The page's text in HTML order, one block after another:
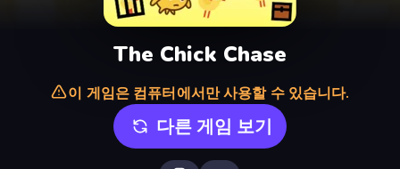
The Chick Chase
이 게임은 컴퓨터에서만 사용할 수 있습니다.
다른 게임 보기